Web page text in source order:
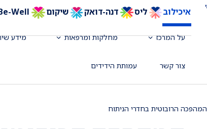
איכילוב ליס דנה-דואק שיקום Be-Well
על המרכז מחלקות ומרפאות מידע
צור קשר עמותת הידידים
המהפכה הרובוטית בחדרי הניתוח